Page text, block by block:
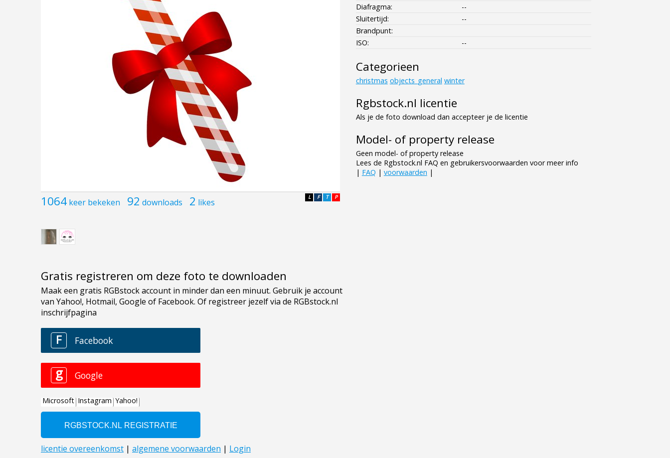
1064 keer bekeken 92 downloads 2 likes P
T
F
L
Gratis registreren om deze foto te downloaden
Diafragma:
--
Sluitertijd:
--
Brandpunt:
ISO:
--
Categorieen
christmas objects_general winter
Rgbstock.nl licentie
Als je de foto download dan accepteer je de licentie
Model- of property release
Geen model- of property release
Lees de Rgbstock.nl FAQ en gebruikersvoorwaarden voor meer info
| FAQ | voorwaarden |